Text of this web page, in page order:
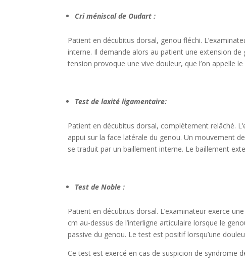
Cri méniscal de Oudart :
Patient en décubitus dorsal, genou fléchi.
interne. Il demande alors au patient une extension
tension provoque une vive douleur, que l’on appelle le
Test de laxité ligamentaire:
Patient en décubitus dorsal, complètement relâché.
appui sur la face latérale du genou. Un mouvement
se traduit par un baillement interne. Le baillement
Test de Noble :
Patient en décubitus dorsal. L’examinateur exerce
cm au-dessus de l’interligne articulaire lorsque le
passive du genou. Le test est positif lorsqu’une
Ce test est exercé en cas de suspicion de syndrome